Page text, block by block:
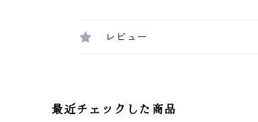
レビュー
最近チェックした商品